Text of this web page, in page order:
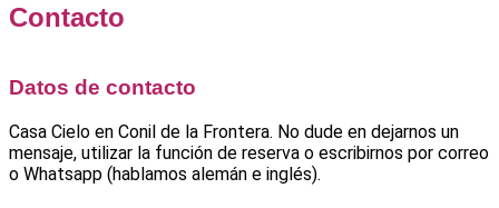
Contacto
Datos de contacto
Casa Cielo en Conil de la Frontera. No dude en dejarnos un
mensaje, utilizar la función de reserva o escribirnos por correo
o Whatsapp (hablamos alemán e inglés).